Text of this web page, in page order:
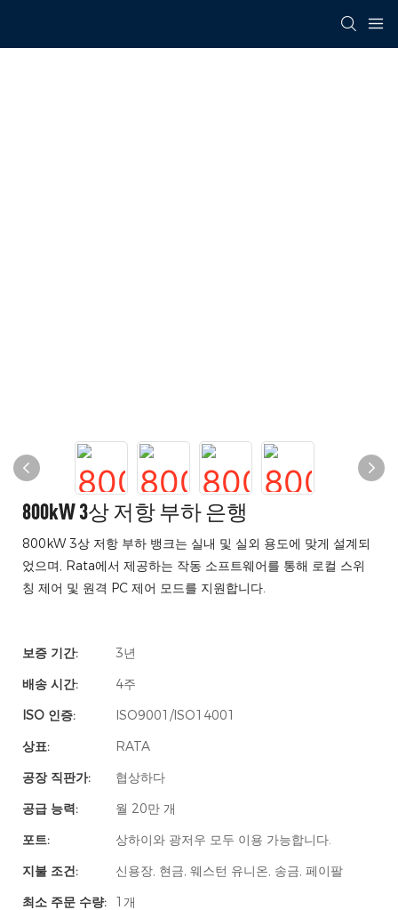
800kW 3상 저항 부하 은행
800kW 3상 저항 부하 뱅크는 실내 및 실외 용도에 맞게 설계되
었으며, Rata에서 제공하는 작동 소프트웨어를 통해 로컬 스위
칭 제어 및 원격 PC 제어 모드를 지원합니다.
보증 기간:
3년
배송 시간:
4주
ISO 인증:
ISO9001/ISO14001
상표:
RATA
공장 직판가:
협상하다
공급 능력:
월 20만 개
포트:
상하이와 광저우 모두 이용 가능합니다.
지불 조건:
신용장, 현금, 웨스턴 유니온, 송금, 페이팔
최소 주문 수량:
1개